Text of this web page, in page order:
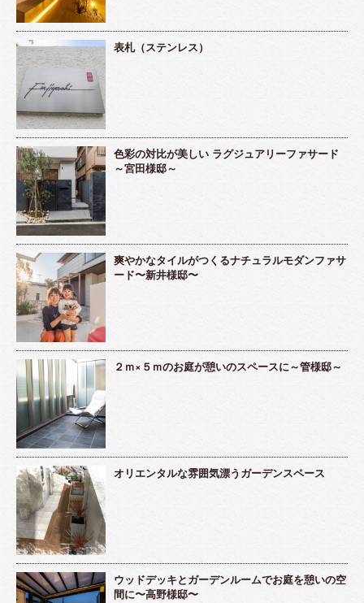
表札（ステンレス）
色彩の対比が美しい ラグジュアリーファサード
～宮田様邸～
爽やかなタイルがつくるナチュラルモダンファサ
ード〜新井様邸〜
２ｍ×５ｍのお庭が憩いのスペースに～管様邸～
オリエンタルな雰囲気漂うガーデンスペース
ウッドデッキとガーデンルームでお庭を憩いの空
間に〜高野様邸〜